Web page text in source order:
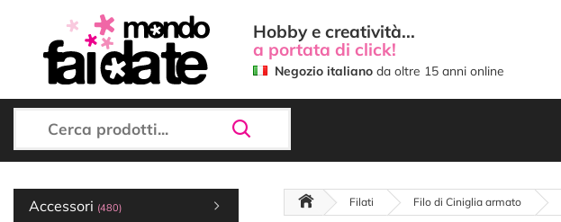
Hobby e creatività...
a portata di click!
Negozio italiano da oltre 15 anni online
Accessori (480) Filati Filo di Ciniglia armato